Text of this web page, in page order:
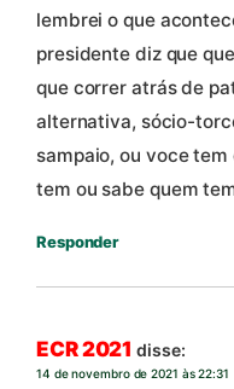
lembrei o que
presidente diz que
que correr atrás de
alternativa, sócio-
sampaio, ou voce
tem ou sabe quem
Responder
ECR 2021 disse:
14 de novembro de 2021 às 22:31